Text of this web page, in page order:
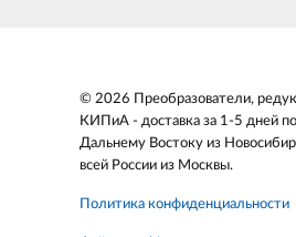
© 2026 Преобразователи,
КИПиА - доставка за 1-5 дней
Дальнему Востоку из
всей России из Москвы.
Политика конфиденциальности